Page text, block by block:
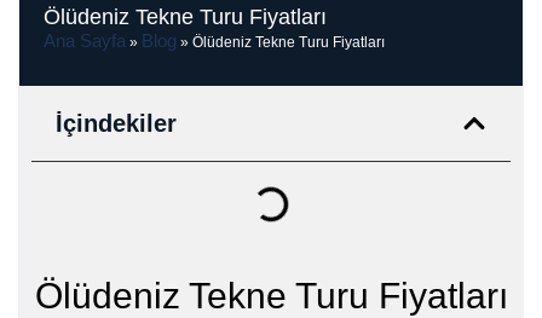
Ölüdeniz Tekne Turu Fiyatları
Ana Sayfa » Blog » Ölüdeniz Tekne Turu Fiyatları
İçindekiler
Ölüdeniz Tekne Turu Fiyatları